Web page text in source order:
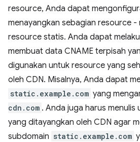
resource, Anda dapat
menayangkan sebagian resource -
resource statis. Anda dapat
membuat data CNAME terpisah
digunakan untuk resource yang
oleh CDN. Misalnya, Anda dapat
static.example.com yang
cdn.com . Anda juga harus menulis
yang ditayangkan oleh CDN agar
subdomain static.example.com